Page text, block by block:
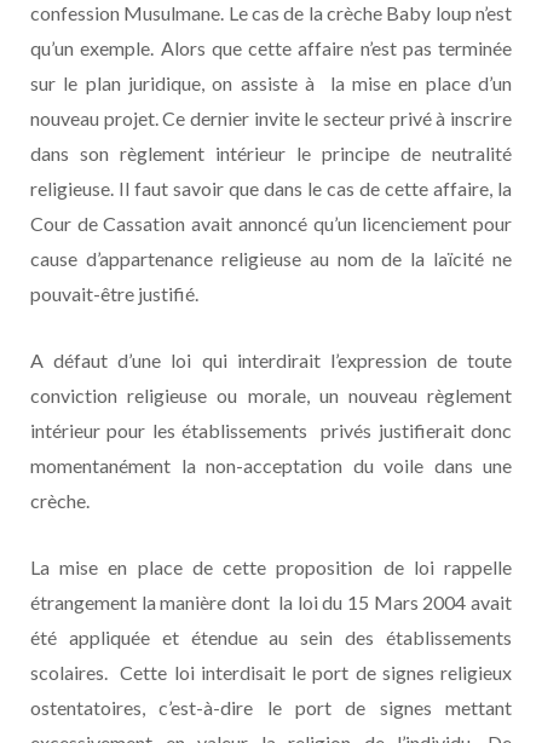
confession Musulmane. Le cas de la crèche Baby loup n’est
qu’un exemple. Alors que cette affaire n’est pas terminée
sur le plan juridique, on assiste à la mise en place d’un
nouveau projet. Ce dernier invite le secteur privé à inscrire
dans son règlement intérieur le principe de neutralité
religieuse. Il faut savoir que dans le cas de cette affaire, la
Cour de Cassation avait annoncé qu’un licenciement pour
cause d’appartenance religieuse au nom de la laïcité ne
pouvait-être justifié.
A défaut d’une loi qui interdirait l’expression de toute
conviction religieuse ou morale, un nouveau règlement
intérieur pour les établissements privés justifierait donc
momentanément la non-acceptation du voile dans une
crèche.
La mise en place de cette proposition de loi rappelle
étrangement la manière dont la loi du 15 Mars 2004 avait
été appliquée et étendue au sein des établissements
scolaires. Cette loi interdisait le port de signes religieux
ostentatoires, c’est-à-dire le port de signes mettant